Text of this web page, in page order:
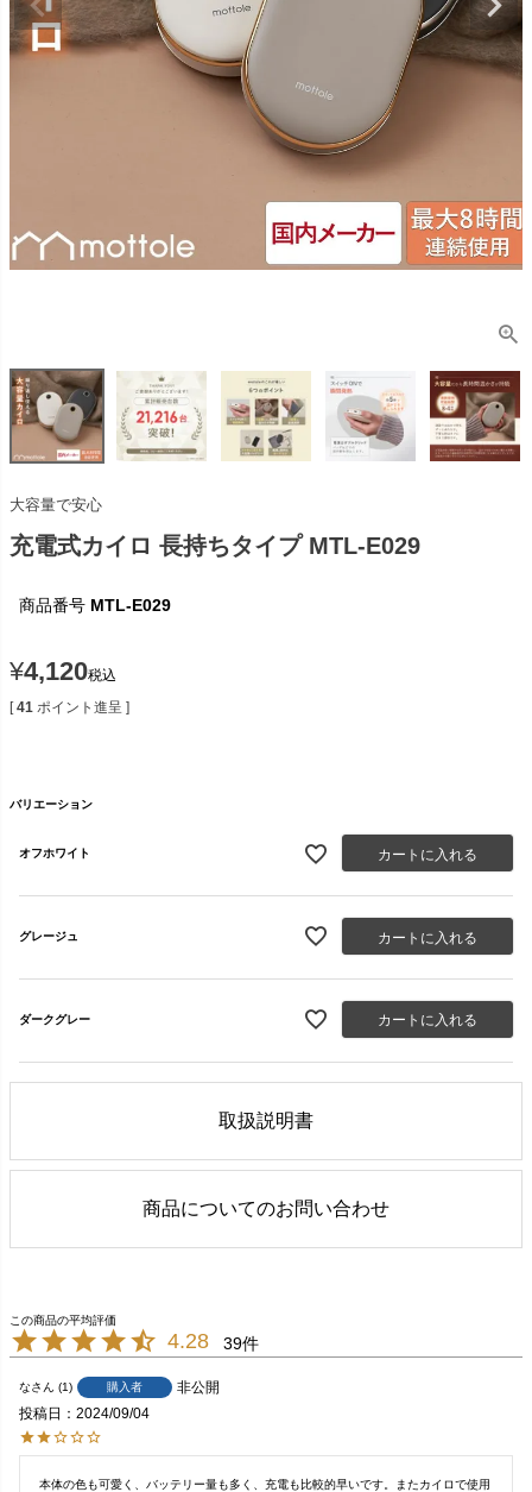
大容量で安心
充電式カイロ 長持ちタイプ MTL-E029
商品番号 MTL-E029
¥4,120税込
[ 41 ポイント進呈 ]
バリエーション
オフホワイト カートに入れる
グレージュ カートに入れる
ダークグレー カートに入れる
取扱説明書
商品についてのお問い合わせ
4.28 39
な 1 購入者
非公開
投稿日
2024/09/04
本体の色も可愛く、バッテリー量も多く、充電も比較的早いです。またカイロで使用